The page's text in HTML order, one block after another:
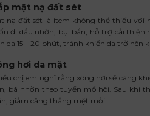
mặt nạ đất sét
nạ đất sét là item không thể thiếu với
đi dầu nhờn, bụi bẩn, hỗ trợ cải thiện
da 15 – 20 phút, tránh khiến da trở nên
hơi da mặt
chị em nghĩ rằng xông hơi sẽ càng
bã nhờn theo tuyến mồ hôi. Sau khi
giảm căng thẳng mệt mỏi.